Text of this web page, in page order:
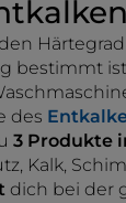
bestimmt
des
3 Produkte
Kalk,
dich bei der